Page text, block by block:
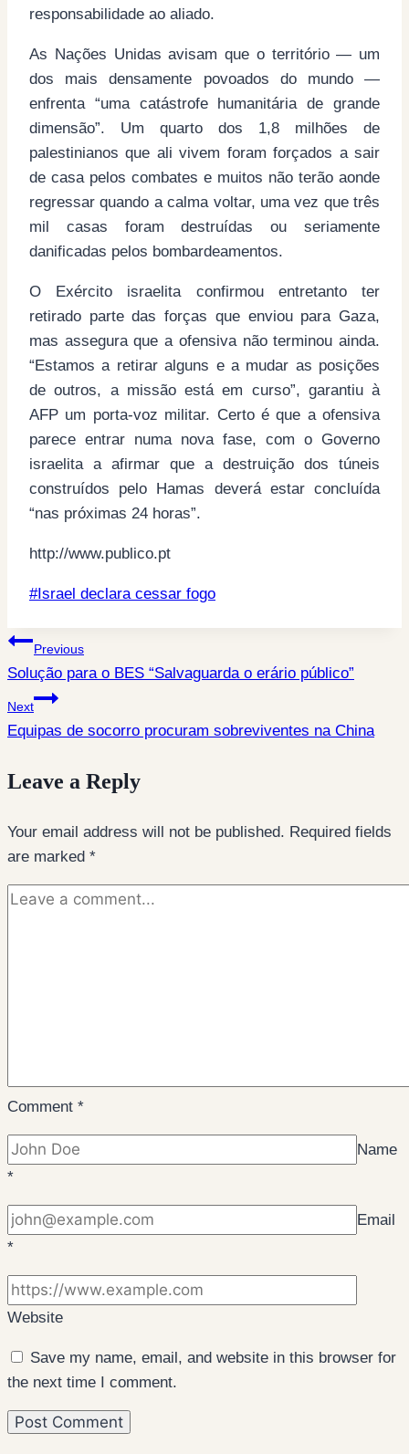
responsabilidade ao aliado.
As Nações Unidas avisam que o território — um
dos mais densamente povoados do mundo —
enfrenta “uma catástrofe humanitária de grande
dimensão”. Um quarto dos 1,8 milhões de
palestinianos que ali vivem foram forçados a sair
de casa pelos combates e muitos não terão aonde
regressar quando a calma voltar, uma vez que três
mil casas foram destruídas ou seriamente
danificadas pelos bombardeamentos.
O Exército israelita confirmou entretanto ter
retirado parte das forças que enviou para Gaza,
mas assegura que a ofensiva não terminou ainda.
“Estamos a retirar alguns e a mudar as posições
de outros, a missão está em curso”, garantiu à
AFP um porta-voz militar. Certo é que a ofensiva
parece entrar numa nova fase, com o Governo
israelita a afirmar que a destruição dos túneis
construídos pelo Hamas deverá estar concluída
“nas próximas 24 horas”.
http://www.publico.pt
Post
#Israel declara cessar fogo
Post
navigation
Previous
Solução para o BES “Salvaguarda o erário público”
Next
Equipas de socorro procuram sobreviventes na China
Leave a Reply
Your email address will not be published. Required fields
are marked *
Comment *
Name
*
Email
*
Website
Save my name, email, and website in this browser for
the next time I comment.